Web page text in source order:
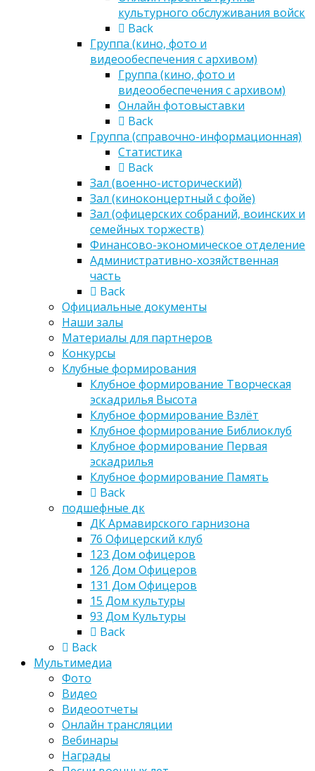
культурного обслуживания войск
Back
Группа (кино, фото и
видеообеспечения с архивом)
Группа (кино, фото и
видеообеспечения с архивом)
Онлайн фотовыставки
Back
Группа (справочно-информационная)
Статистика
Back
Зал (военно-исторический)
Зал (киноконцертный с фойе)
Зал (офицерских собраний, воинских и
семейных торжеств)
Финансово-экономическое отделение
Административно-хозяйственная
часть
Back
Официальные документы
Наши залы
Материалы для партнеров
Конкурсы
Клубные формирования
Клубное формирование Творческая
эскадрилья Высота
Клубное формирование Взлёт
Клубное формирование Библиоклуб
Клубное формирование Первая
эскадрилья
Клубное формирование Память
Back
подшефные дк
ДК Армавирского гарнизона
76 Офицерский клуб
123 Дом офицеров
126 Дом Офицеров
131 Дом Офицеров
15 Дом культуры
93 Дом Культуры
Back
Back
Мультимедиа
Фото
Видео
Видеоотчеты
Онлайн трансляции
Вебинары
Награды